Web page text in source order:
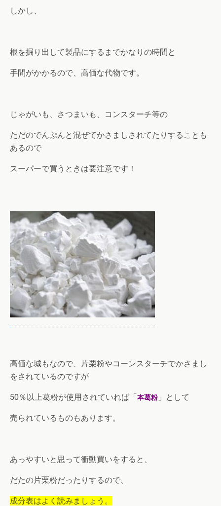
しかし、
根を掘り出して製品にするまでかなりの時間と
手間がかかるので、高価な代物です。
じゃがいも、さつまいも、コンスターチ等の
ただのでんぷんと混ぜてかさましされてたりすることも
あるので
スーパーで買うときは要注意です！
高価な城もなので、片栗粉やコーンスターチでかさまし
をされているのですが
50％以上葛粉が使用されていれば「本葛粉」として
売られているものもあります。
あっやすいと思って衝動買いをすると、
だたの片栗粉だったりするので、
成分表はよく読みましょう。